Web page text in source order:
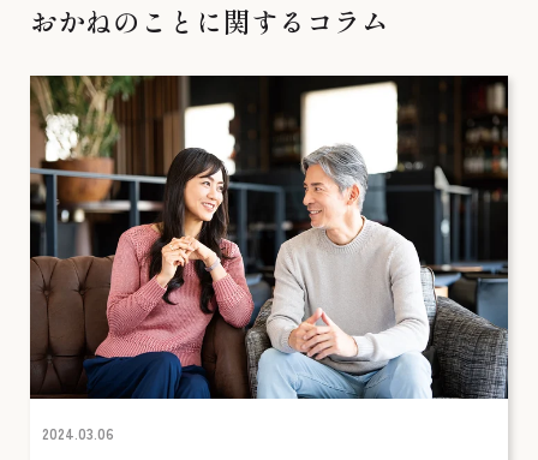
おかねのことに関するコラム
2024.03.06